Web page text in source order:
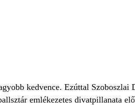
kedvence. Ezúttal Szoboszlai
emlékezetes divatpillanata